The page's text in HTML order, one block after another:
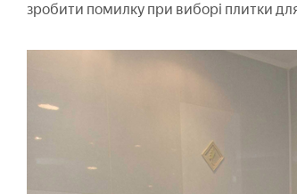
зробити помилку при виборі плитки